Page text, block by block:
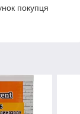
покупця